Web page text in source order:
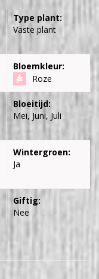
Type plant:
Vaste plant
Bloemkleur:
Roze
Bloeitijd:
Mei, Juni, Juli
Wintergroen:
Ja
Giftig:
Nee